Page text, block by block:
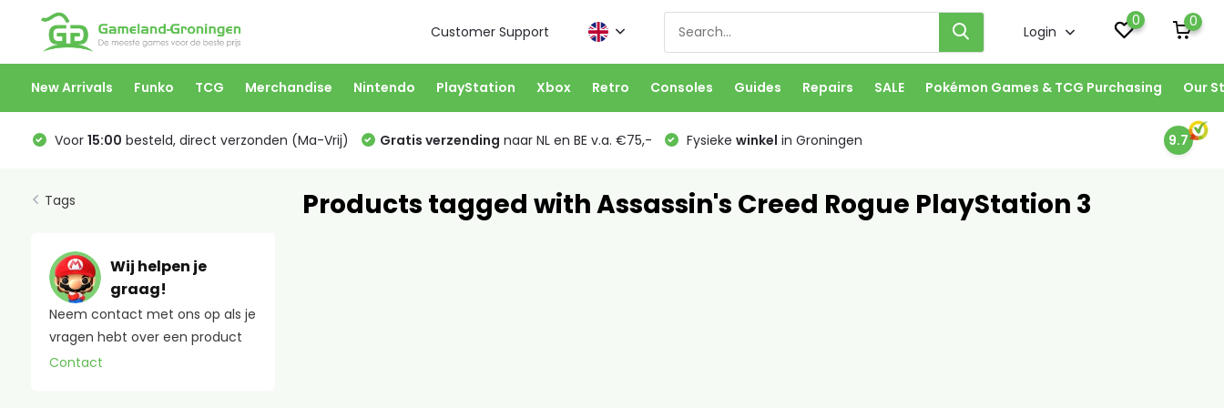
Customer Support Login
0 0
New Arrivals Funko TCG Merchandise Nintendo PlayStation Xbox Retro Consoles Guides Repairs SALE Pokémon Games & TCG Purchasing Our
Voor 15:00 besteld, direct verzonden (Ma-Vrij) Gratis verzending naar NL en BE v.a. €75,- Fysieke winkel in Groningen 9.7
Tags
Wij helpen je
graag!
Neem contact met ons op als je
vragen hebt over een product
Contact
Products tagged with Assassin's Creed Rogue PlayStation 3